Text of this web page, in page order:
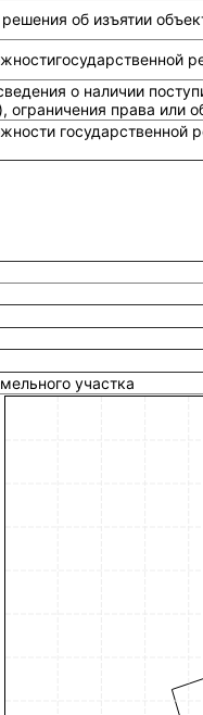
об изъятии
о наличии
ограничения права или
государственной
участка